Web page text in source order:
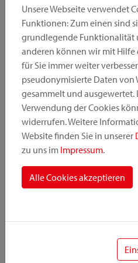
Produktkategorie
Montageposition
Befestigungssystem
Unsere Webseite verwendet
Funktionen: Zum einen sind
grundlegende Funktionalität
anderen können wir mit Hilfe
für Sie immer weiter
pseudonymisierte Daten von
gesammelt und ausgewertet.
Verwendung der Cookies
widerrufen. Weitere
Website finden Sie in unserer
zu uns im Impressum.
Alle Cookies akzeptieren